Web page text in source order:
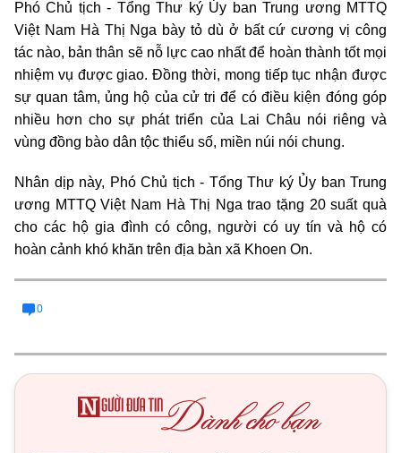
Phó Chủ tịch - Tổng Thư ký Ủy ban Trung ương MTTQ
Việt Nam Hà Thị Nga bày tỏ dù ở bất cứ cương vị công
tác nào, bản thân sẽ nỗ lực cao nhất để hoàn thành tốt mọi
nhiệm vụ được giao. Đồng thời, mong tiếp tục nhận được
sự quan tâm, ủng hộ của cử tri để có điều kiện đóng góp
nhiều hơn cho sự phát triển của Lai Châu nói riêng và
vùng đồng bào dân tộc thiểu số, miền núi nói chung.
Nhân dịp này, Phó Chủ tịch - Tổng Thư ký Ủy ban Trung
ương MTTQ Việt Nam Hà Thị Nga trao tặng 20 suất quà
cho các hộ gia đình có công, người có uy tín và hộ có
hoàn cảnh khó khăn trên địa bàn xã Khoen On.
0